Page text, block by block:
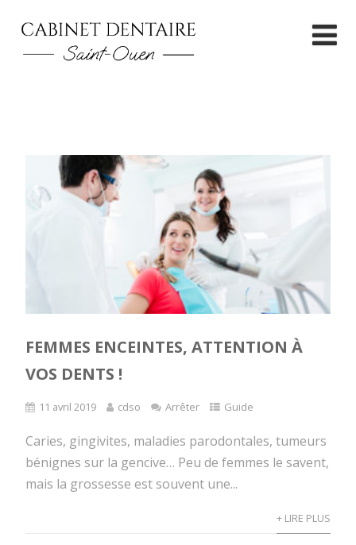
FEMMES ENCEINTES, ATTENTION À
VOS DENTS !
11 avril 2019 cdso Arrêter Guide
Caries, gingivites, maladies parodontales, tumeurs
bénignes sur la gencive… Peu de femmes le savent,
mais la grossesse est souvent une...
+ LIRE PLUS